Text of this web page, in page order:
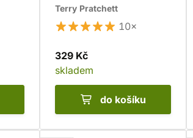
edice
Terry Pratchett
10×
329 Kč
skladem
do košíku